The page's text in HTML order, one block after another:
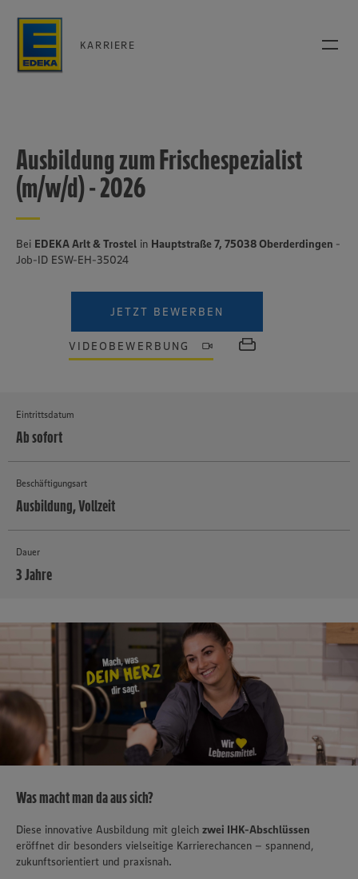
KARRIERE
Ausbildung zum Frischespezialist
(m/w/d) - 2026
Bei EDEKA Arlt & Trostel in Hauptstraße 7, 75038 Oberderdingen -
Job-ID ESW-EH-35024
JETZT BEWERBEN
VIDEOBEWERBUNG
Eintrittsdatum
Ab sofort
Beschäftigungsart
Ausbildung, Vollzeit
Dauer
3 Jahre
Was macht man da aus sich?
Diese innovative Ausbildung mit gleich zwei IHK-Abschlüssen
eröffnet dir besonders vielseitige Karrierechancen – spannend,
zukunftsorientiert und praxisnah.